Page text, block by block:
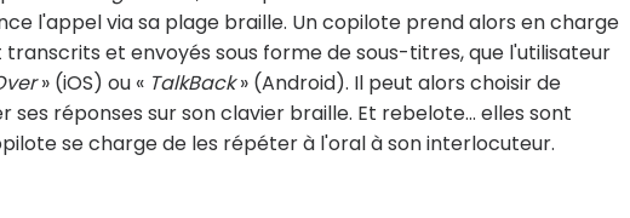
l'appel via sa plage braille. Un copilote prend alors en charge
et envoyés sous forme de sous-titres, que l'utilisateur
» (iOS) ou « TalkBack» (Android). Il peut alors choisir de
réponses sur son clavier braille. Et rebelote... elles sont
se charge de les répéter à l'oral à son interlocuteur.